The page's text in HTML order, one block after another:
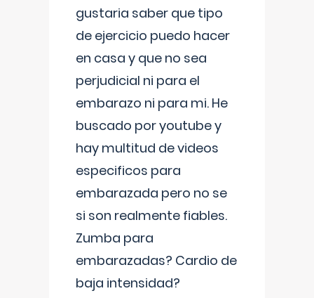
gustaria saber que tipo
de ejercicio puedo hacer
en casa y que no sea
perjudicial ni para el
embarazo ni para mi. He
buscado por youtube y
hay multitud de videos
especificos para
embarazada pero no se
si son realmente fiables.
Zumba para
embarazadas? Cardio de
baja intensidad?